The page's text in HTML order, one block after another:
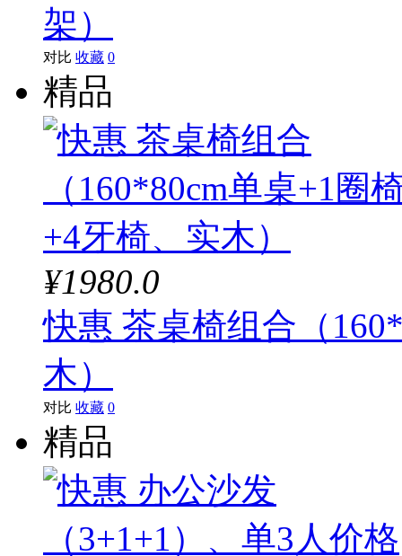
架）
对比 收藏 0
精品
¥1980.0
快惠 茶桌椅组合（
木）
对比 收藏 0
精品